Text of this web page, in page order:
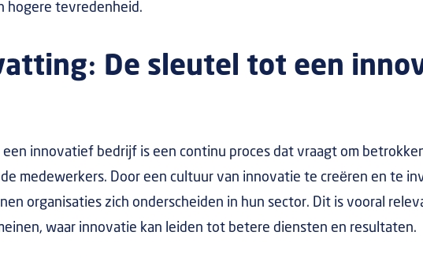
hogere tevredenheid.
De sleutel tot een
een innovatief bedrijf is een continu proces dat vraagt om
medewerkers. Door een cultuur van innovatie te creëren en te
organisaties zich onderscheiden in hun sector. Dit is vooral
waar innovatie kan leiden tot betere diensten en resultaten.